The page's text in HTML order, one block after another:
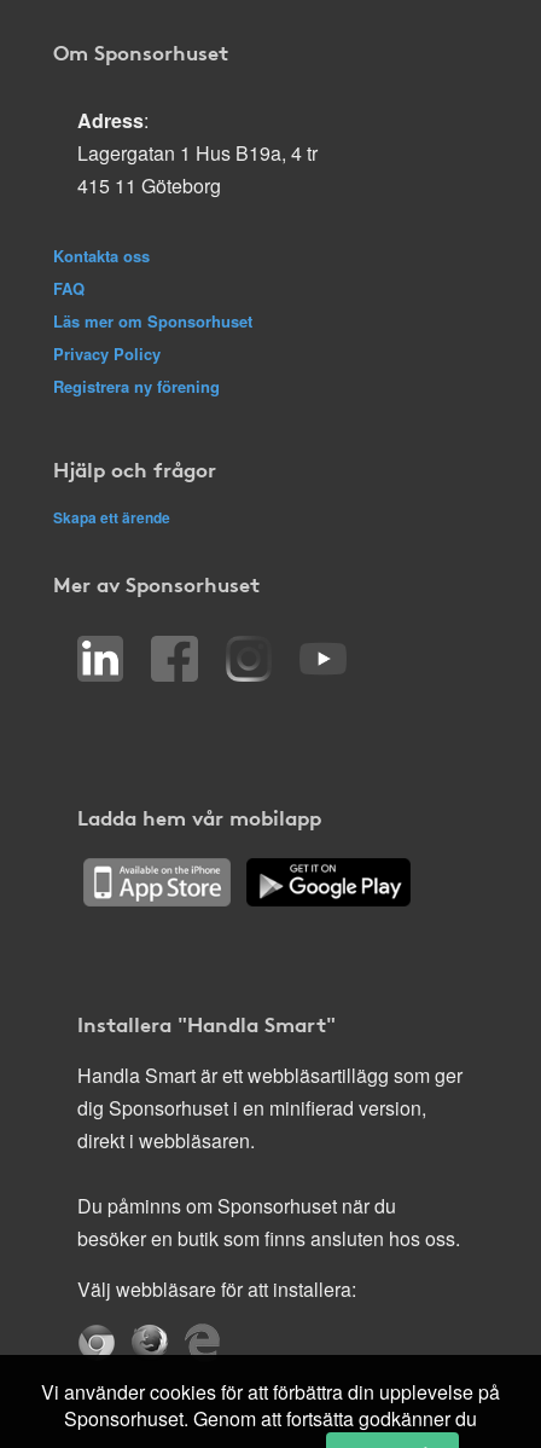
Om Sponsorhuset
Adress:
Lagergatan 1 Hus B19a, 4 tr
415 11 Göteborg
Kontakta oss
FAQ
Läs mer om Sponsorhuset
Privacy Policy
Registrera ny förening
Hjälp och frågor
Skapa ett ärende
Mer av Sponsorhuset
Ladda hem vår mobilapp
Installera "Handla Smart"
Handla Smart är ett webbläsartillägg som ger
dig Sponsorhuset i en minifierad version,
direkt i webbläsaren.
Du påminns om Sponsorhuset när du
besöker en butik som finns ansluten hos oss.
Välj webbläsare för att installera:
Vi använder cookies för att förbättra din upplevelse på
Sponsorhuset. Genom att fortsätta godkänner du